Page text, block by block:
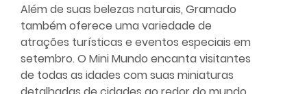
Além de suas belezas naturais, Gramado
também oferece uma variedade de
atrações turísticas e eventos especiais em
setembro. O Mini Mundo encanta visitantes
de todas as idades com suas miniaturas